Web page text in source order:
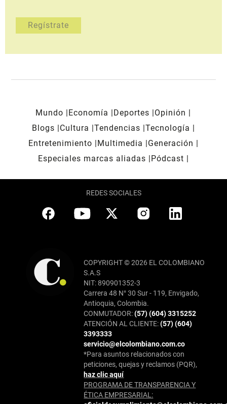
Mundo Economía Deportes
Opinión
Blogs
Cultura Tendencias Tecnología
Entretenimiento
Multimedia
Generación
Especiales marcas aliadas
Pódcast
REDES SOCIALES
COPYRIGHT © 2026 EL COLOMBIANO
S.A.S
NIT: 890901352-3
Carrera 48 N° 30 Sur - 119, Envigado,
Antioquia, Colombia.
CONMUTADOR:(57) (604) 3315252
ATENCIÓN AL CLIENTE:(57) (604)
3393333
servicio@elcolombiano.com.co
*Para asuntos relacionados con
peticiones, quejas y reclamos (PQR),
haz clic aquí
PROGRAMA DE TRANSPARENCIA Y
ÉTICA EMPRESARIAL: